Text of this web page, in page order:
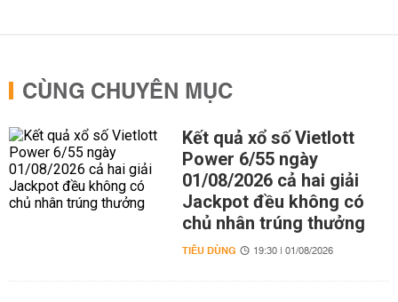
CÙNG CHUYÊN MỤC
Kết quả xổ số Vietlott
Power 6/55 ngày
01/08/2026 cả hai giải
Jackpot đều không có
chủ nhân trúng thưởng
TIÊU DÙNG 19:30 | 01/08/2026